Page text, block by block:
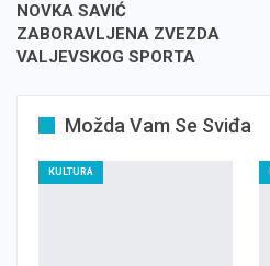
NOVKA SAVIĆ
ZABORAVLJENA ZVEZDA
VALJEVSKOG SPORTA
Možda Vam Se Sviđa
KULTURA